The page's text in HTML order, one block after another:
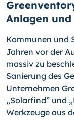
Anlagen
Kommunen und
Jahren vor der
massiv zu
Sanierung des
Unternehmen
„Solarfind” und
Werkzeuge aus